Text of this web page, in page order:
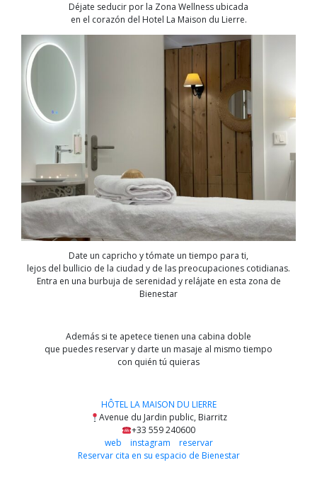
Déjate seducir por la Zona Wellness ubicada
en el corazón del Hotel La Maison du Lierre.
Date un capricho y tómate un tiempo para ti,
lejos del bullicio de la ciudad y de las preocupaciones cotidianas.
Entra en una burbuja de serenidad y relájate en esta zona de
Bienestar
Además si te apetece tienen una cabina doble
que puedes reservar y darte un masaje al mismo tiempo
con quién tú quieras
HÔTEL LA MAISON DU LIERRE
Avenue du Jardin public, Biarritz
+33 559 240600
web
instagram
reservar
Reservar cita en su espacio de Bienestar